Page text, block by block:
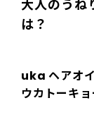
大人のうね
は？
uka ヘアオ
ウカトーキ